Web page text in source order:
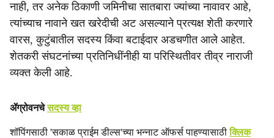
नाही, तर अनेक ठिकाणी जमिनीचा सातबारा ज्यांच्या नावावर आहे,
त्यांच्याच नावाने खत खरेदीची अट असल्याने प्रत्यक्ष शेती करणारे
वारस, कुटुंबातील सदस्य किंवा बटाईदार अडचणीत आले आहेत.
शेतकरी संघटनांच्या प्रतिनिधींनीही या परिस्थितीवर तीव्र नाराजी
व्यक्त केली आहे.
ॲग्रोवनचेसदस्य व्हा
शॉपिंगसाठी 'सकाळ प्राईम डील्स'च्या भन्नाट ऑफर्स पाहण्यासाठीक्लिक